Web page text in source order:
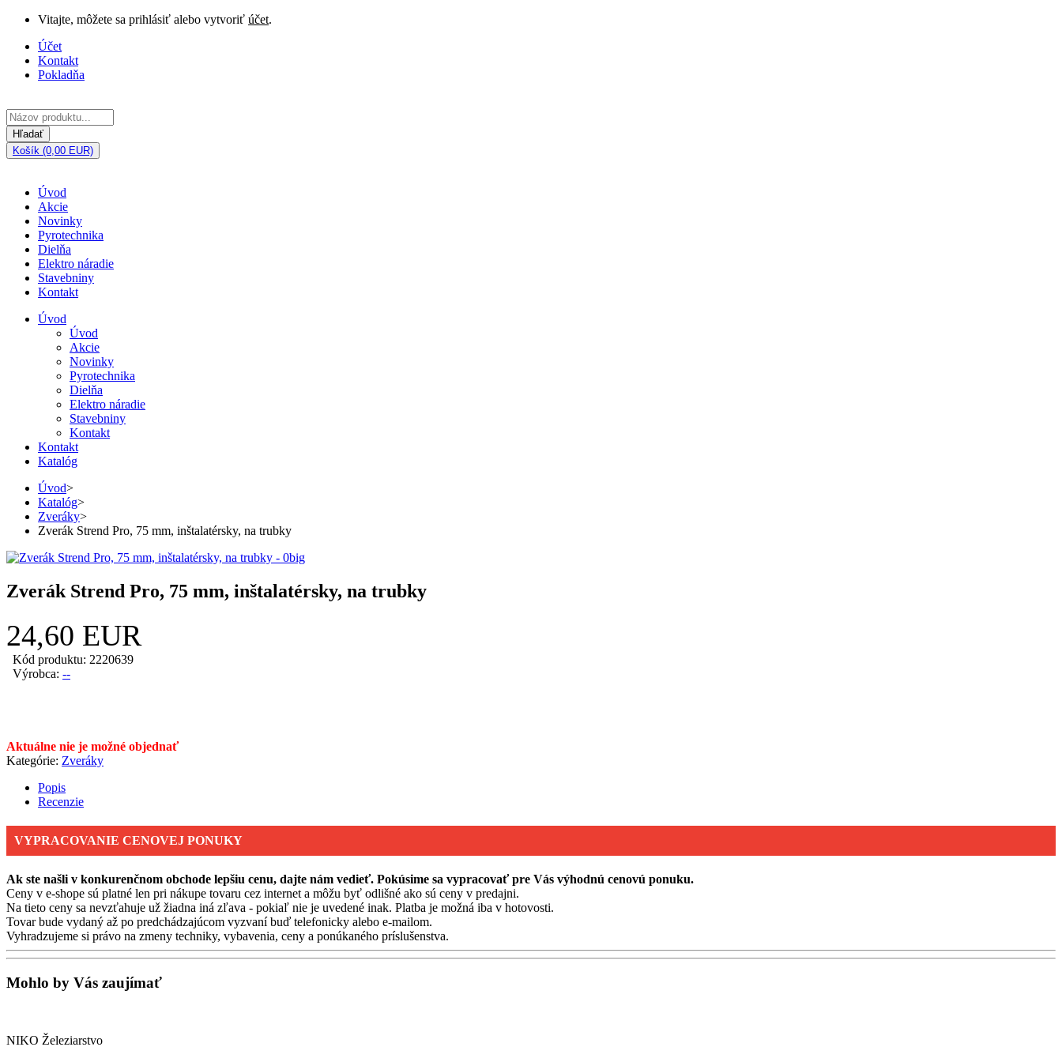
Vitajte, môžete sa prihlásiť alebo vytvoriť účet.
Účet
Kontakt
Pokladňa
Hľadať
Košík (0,00 EUR)
Úvod
Akcie
Novinky
Pyrotechnika
Dielňa
Elektro náradie
Stavebniny
Kontakt
Úvod
Úvod
Akcie
Novinky
Pyrotechnika
Dielňa
Elektro náradie
Stavebniny
Kontakt
Kontakt
Katalóg
Úvod>
Katalóg>
Zveráky>
Zverák Strend Pro, 75 mm, inštalatérsky, na trubky
Zverák Strend Pro, 75 mm, inštalatérsky, na trubky
24,60 EUR
Kód produktu: 2220639
Výrobca: --
Aktuálne nie je možné objednať
Kategórie: Zveráky
Popis
Recenzie
VYPRACOVANIE CENOVEJ PONUKY
Ak ste našli v konkurenčnom obchode lepšiu cenu, dajte nám vedieť. Pokúsime sa vypracovať pre Vás výhodnú cenovú ponuku.
Ceny v e-shope sú platné len pri nákupe tovaru cez internet a môžu byť odlišné ako sú ceny v predajni.
Na tieto ceny sa nevzťahuje už žiadna iná zľava - pokiaľ nie je uvedené inak. Platba je možná iba v hotovosti.
Tovar bude vydaný až po predchádzajúcom vyzvaní buď telefonicky alebo e-mailom.
Vyhradzujeme si právo na zmeny techniky, vybavenia, ceny a ponúkaného príslušenstva.
Mohlo by Vás zaujímať
NIKO Železiarstvo